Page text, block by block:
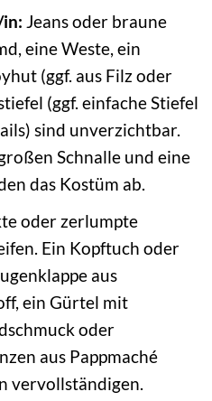
Jeans oder braune
eine Weste, ein
(ggf. aus Filz oder
(ggf. einfache Stiefel
sind unverzichtbar.
Schnalle und eine
das Kostüm ab.
oder zerlumpte
Ein Kopftuch oder
aus
ein Gürtel mit
oder
aus Pappmaché
vervollständigen.